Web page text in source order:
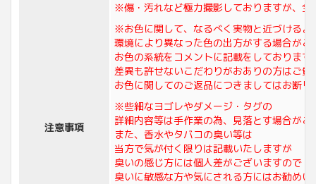
注意事項
※傷・汚れなど極力撮影しておりますが、
※お色に関して、なるべく実物と近づけるよ
環境により異なった色の出方がする場合がご
お色の系統をコメントに記載をしておりま
差異も許せないこだわりがおありの方はご
お色に関してのご返品につきましてはお断り
※些細なヨゴレやダメージ・タグの
詳細内容等は手作業の為、見落とす場合がご
また、香水やタバコの臭い等は
当方で気が付く限りは記載いたしますが
臭いの感じ方には個人差がございますので
臭いに敏感な方や気にされる方にはお勧めい